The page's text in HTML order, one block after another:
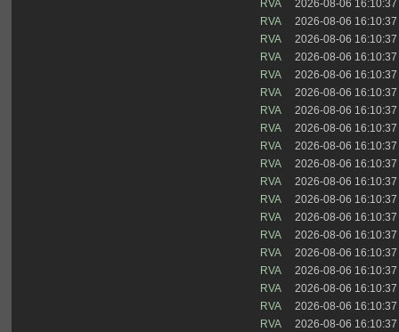
RVA
2026-08-06 16:10:37
RVA
2026-08-06 16:10:37
RVA
2026-08-06 16:10:37
RVA
2026-08-06 16:10:37
RVA
2026-08-06 16:10:37
RVA
2026-08-06 16:10:37
RVA
2026-08-06 16:10:37
RVA
2026-08-06 16:10:37
RVA
2026-08-06 16:10:37
RVA
2026-08-06 16:10:37
RVA
2026-08-06 16:10:37
RVA
2026-08-06 16:10:37
RVA
2026-08-06 16:10:37
RVA
2026-08-06 16:10:37
RVA
2026-08-06 16:10:37
RVA
2026-08-06 16:10:37
RVA
2026-08-06 16:10:37
RVA
2026-08-06 16:10:37
RVA
2026-08-06 16:10:37